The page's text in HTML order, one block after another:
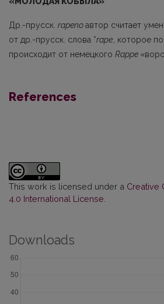
Др.-прусск. rapenoавтор считает
от др.-прусск. слова *rаре, которое
происходит от немецкого Rappe
References
This work is licensed under a Creative
4.0 International License
Downloads